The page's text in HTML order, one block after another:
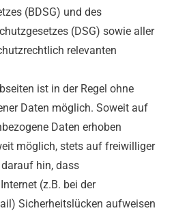
(BDSG) und des
(DSG) sowie aller
relevanten
ist in der Regel ohne
Daten möglich. Soweit auf
Daten erhoben
möglich, stets auf freiwilliger
hin, dass
(z.B. bei der
Sicherheitslücken aufweisen